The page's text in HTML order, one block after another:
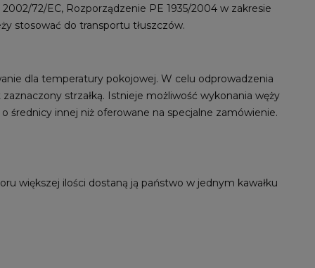
72/EC, Rozporządzenie PE 1935/2004 w zakresie
stosować do transportu tłuszczów.
dla temperatury pokojowej. W celu odprowadzenia
strzałką. Istnieje możliwość wykonania węży
średnicy innej niż oferowane na specjalne zamówienie.
większej ilości dostaną ją państwo w jednym kawałku